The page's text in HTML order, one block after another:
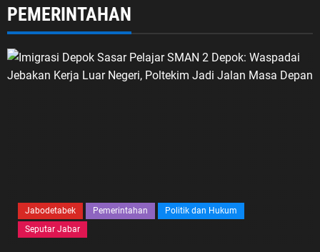
PEMERINTAHAN
Jabodetabek Pemerintahan
Politik dan Hukum
Seputar Jabar